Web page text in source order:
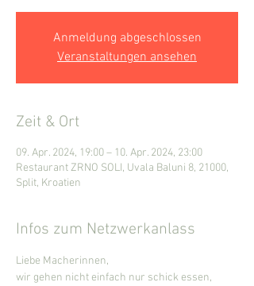
Anmeldung abgeschlossen
Veranstaltungen ansehen
Zeit & Ort
09. Apr. 2024, 19:00 – 10. Apr. 2024, 23:00
Restaurant ZRNO SOLI, Uvala Baluni 8, 21000,
Split, Kroatien
Infos zum Netzwerkanlass
Liebe Macherinnen,
wir gehen nicht einfach nur schick essen,